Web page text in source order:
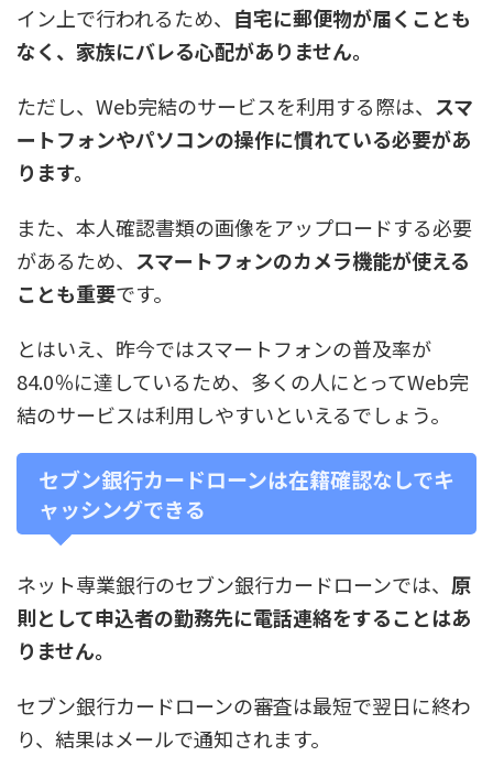
イン上で行われるため、 自宅に郵便物が届くことも
なく、家族にバレる心配がありません。
ただし、Web完結のサービスを利用する際は、 スマ
ートフォンやパソコンの操作に慣れている必要があ
ります。
また、本人確認書類の画像をアップロードする必要
があるため、 スマートフォンのカメラ機能が使える
ことも重要です。
とはいえ、昨今ではスマートフォンの普及率が
84.0％に達しているため、多くの人にとってWeb完
結のサービスは利用しやすいといえるでしょう。
セブン銀行カードローンは在籍確認なしでキ
ャッシングできる
ネット専業銀行のセブン銀行カードローンでは、 原
則として申込者の勤務先に電話連絡をすることはあ
りません。
セブン銀行カードローンの審査は最短で翌日に終わ
り、結果はメールで通知されます。